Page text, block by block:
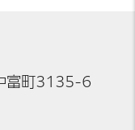
富町3135-6